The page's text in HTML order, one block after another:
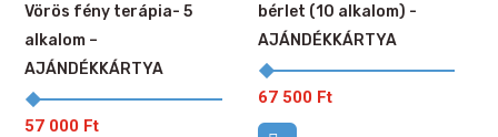
Vörös fény terápia- 5
alkalom –
AJÁNDÉKKÁRTYA
57 000 Ft
bérlet (10 alkalom) -
AJÁNDÉKKÁRTYA
67 500 Ft